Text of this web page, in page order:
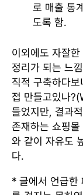
로 매출 통
도록 함.
이외에도 자잘
정리가 되는 느
직적 구축하다
접 만들고있나
들었지만, 결과
존재하는 쇼핑
와 같이 자유도
다.
* 글에서 언급한